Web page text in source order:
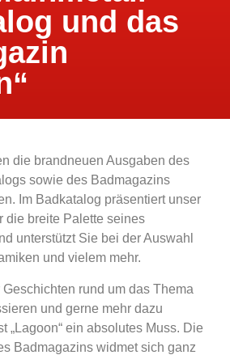
und das
die brandneuen Ausgaben des
sowie des Badmagazins
Im Badkatalog präsentiert unser
die breite Palette seines
unterstützt Sie bei der Auswahl
und vielem mehr.
rund um das Thema
und gerne mehr dazu
„Lagoon“ ein absolutes Muss. Die
Badmagazins widmet sich ganz